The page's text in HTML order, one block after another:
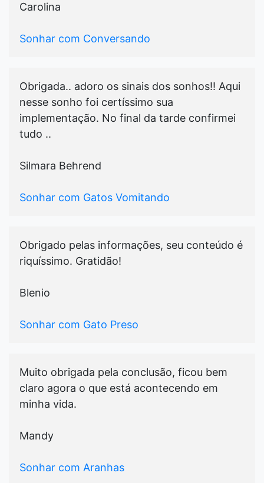
Carolina
Sonhar com Conversando
Obrigada.. adoro os sinais dos sonhos!! Aqui
nesse sonho foi certíssimo sua
implementação. No final da tarde confirmei
tudo ..
Silmara Behrend
Sonhar com Gatos Vomitando
Obrigado pelas informações, seu conteúdo é
riquíssimo. Gratidão!
Blenio
Sonhar com Gato Preso
Muito obrigada pela conclusão, ficou bem
claro agora o que está acontecendo em
minha vida.
Mandy
Sonhar com Aranhas